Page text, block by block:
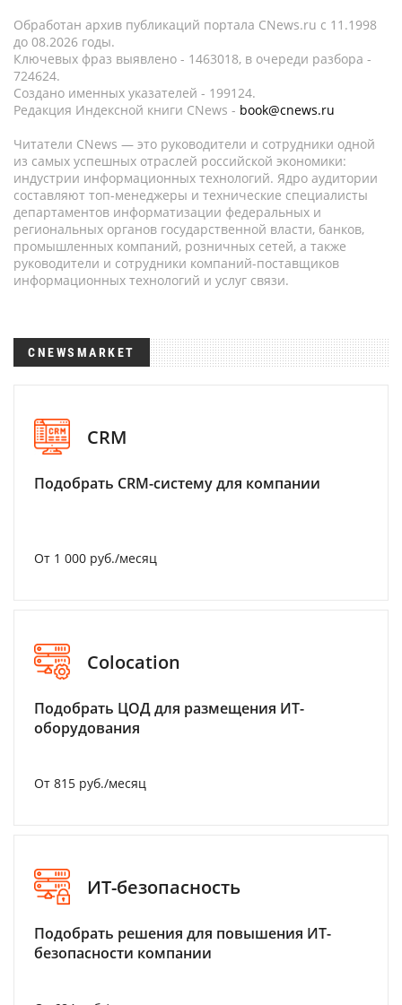
Обработан архив публикаций портала CNews.ru c 11.1998
до 08.2026 годы.
Ключевых фраз выявлено - 1463018, в очереди разбора -
724624.
Создано именных указателей - 199124.
Редакция Индексной книги CNews - book@cnews.ru
Читатели CNews — это руководители и сотрудники одной
из самых успешных отраслей российской экономики:
индустрии информационных технологий. Ядро аудитории
составляют топ-менеджеры и технические специалисты
департаментов информатизации федеральных и
региональных органов государственной власти, банков,
промышленных компаний, розничных сетей, а также
руководители и сотрудники компаний-поставщиков
информационных технологий и услуг связи.
CNEWSMARKET
CRM
Подобрать CRM-систему для компании
От 1 000 руб./месяц
Colocation
Подобрать ЦОД для размещения ИТ-
оборудования
От 815 руб./месяц
ИТ-безопасность
Подобрать решения для повышения ИТ-
безопасности компании